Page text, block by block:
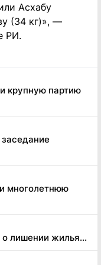
крупную партию
многолетнюю
лишении жилья...
Асхабу
(34 кг)», —
РИ.